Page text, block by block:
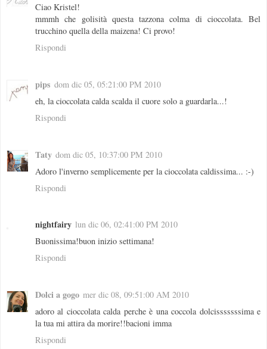
Ciao Kristel!
mmmh che golisità questa tazzona colma di cioccolata. Bel
trucchino quella della maizena! Ci provo!
Rispondi
pips dom dic 05, 05:21:00 PM 2010
eh, la cioccolata calda scalda il cuore solo a guardarla...!
Rispondi
Taty dom dic 05, 10:37:00 PM 2010
Adoro l'inverno semplicemente per la cioccolata caldissima... :-)
Rispondi
nightfairy lun dic 06, 02:41:00 PM 2010
Buonissima!buon inizio settimana!
Rispondi
Dolci a gogo mer dic 08, 09:51:00 AM 2010
adoro al cioccolata calda perche è una coccola dolcisssssssima e
la tua mi attira da morire!!bacioni imma
Rispondi